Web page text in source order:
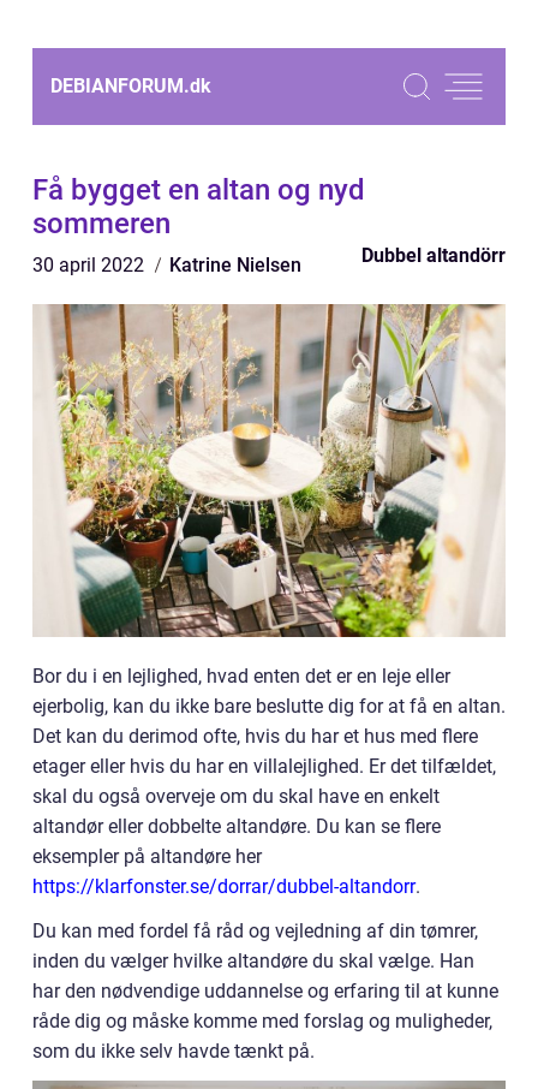
DEBIANFORUM.dk
Få bygget en altan og nyd
sommeren
30 april 2022 Katrine Nielsen Dubbel altandörr
Bor du i en lejlighed, hvad enten det er en leje eller
ejerbolig, kan du ikke bare beslutte dig for at få en altan.
Det kan du derimod ofte, hvis du har et hus med flere
etager eller hvis du har en villalejlighed. Er det tilfældet,
skal du også overveje om du skal have en enkelt
altandør eller dobbelte altandøre. Du kan se flere
eksempler på altandøre her
https://klarfonster.se/dorrar/dubbel-altandorr.
Du kan med fordel få råd og vejledning af din tømrer,
inden du vælger hvilke altandøre du skal vælge. Han
har den nødvendige uddannelse og erfaring til at kunne
råde dig og måske komme med forslag og muligheder,
som du ikke selv havde tænkt på.